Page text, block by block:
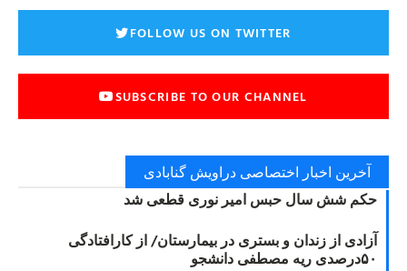
FOLLOW US ON TWITTER
SUBSCRIBE TO OUR CHANNEL
آخرین اخبار اختصاصی دراویش گنابادی
حکم شش سال حبس امیر نوری قطعی شد
آزادی از زندان و بستری در بیمارستان/ از کارافتادگی
۵۰درصدی ریه مصطفی دانشجو